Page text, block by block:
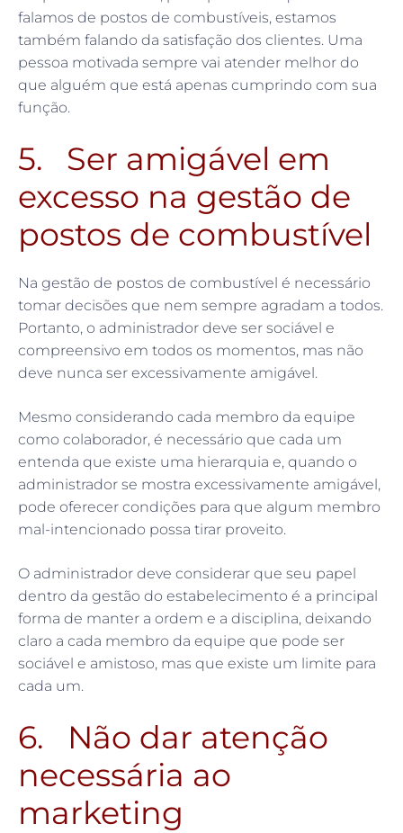
falamos de postos de combustíveis, estamos
também falando da satisfação dos clientes. Uma
pessoa motivada sempre vai atender melhor do
que alguém que está apenas cumprindo com sua
função.
5. Ser amigável em
excesso na gestão de
postos de combustível
Na gestão de postos de combustível é necessário
tomar decisões que nem sempre agradam a todos.
Portanto, o administrador deve ser sociável e
compreensivo em todos os momentos, mas não
deve nunca ser excessivamente amigável.
Mesmo considerando cada membro da equipe
como colaborador, é necessário que cada um
entenda que existe uma hierarquia e, quando o
administrador se mostra excessivamente amigável,
pode oferecer condições para que algum membro
mal-intencionado possa tirar proveito.
O administrador deve considerar que seu papel
dentro da gestão do estabelecimento é a principal
forma de manter a ordem e a disciplina, deixando
claro a cada membro da equipe que pode ser
sociável e amistoso, mas que existe um limite para
cada um.
6. Não dar atenção
necessária ao
marketing